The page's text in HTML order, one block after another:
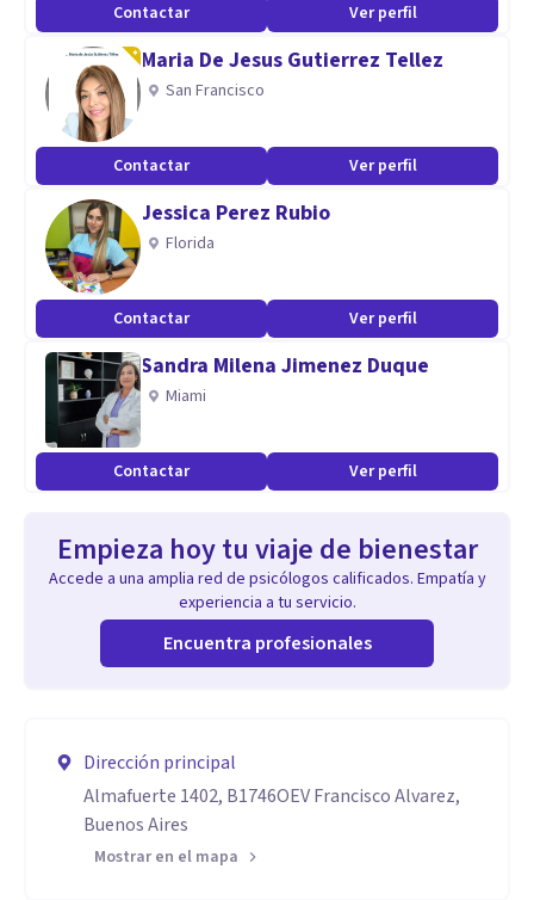
Contactar Ver perfil
Maria De Jesus Gutierrez Tellez
San Francisco
Contactar Ver perfil
Jessica Perez Rubio
Florida
Contactar Ver perfil
Sandra Milena Jimenez Duque
Miami
Contactar Ver perfil
Empieza hoy tu viaje de bienestar
Accede a una amplia red de psicólogos calificados. Empatía y
experiencia a tu servicio.
Encuentra profesionales
Dirección principal
Almafuerte 1402, B1746OEV Francisco Alvarez,
Buenos Aires
Mostrar en el mapa